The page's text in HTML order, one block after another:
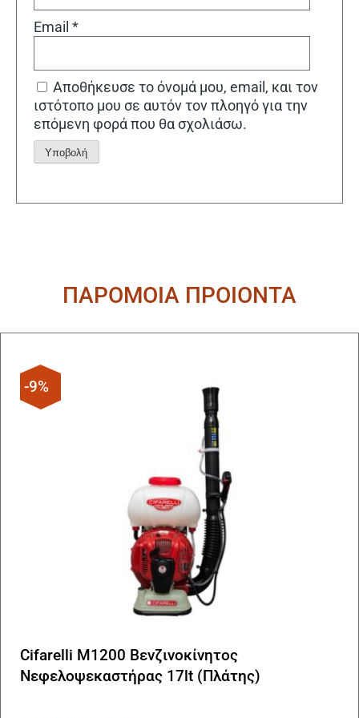
Email *
Αποθήκευσε το όνομά μου, email, και τον
ιστότοπο μου σε αυτόν τον πλοηγό για την
επόμενη φορά που θα σχολιάσω.
ΠΑΡΟΜΟΙΑ ΠΡΟΙΟΝΤΑ
-9%
Cifarelli M1200 Βενζινοκίνητος
Νεφελοψεκαστήρας 17lt (Πλάτης)